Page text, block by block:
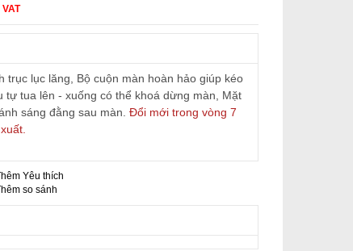
trục lục lăng, Bộ cuộn màn hoàn hảo giúp kéo
tự tua lên - xuống có thể khoá dừng màn, Mặt
sáng đằng sau màn. Đổi mới trong vòng 7
Yêu thích
so sánh